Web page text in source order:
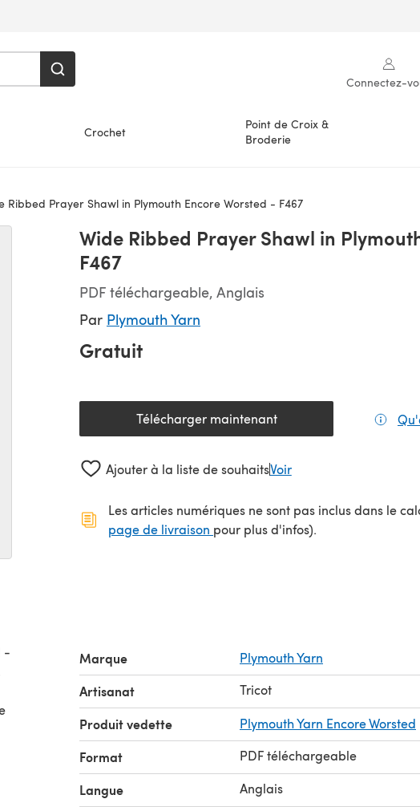
Connectez-
Crochet
Point de Croix &
Broderie
Ribbed Prayer Shawl in Plymouth Encore Worsted - F467
Wide Ribbed Prayer Shawl in
F467
PDF téléchargeable, Anglais
Par Plymouth Yarn
Gratuit
Télécharger maintenant(s'ouvre dans un nouvel onglet)
Ajouter à la liste de souhaitsVoir
Les articles numériques ne sont pas inclus dans le
page de livraison (s'ouvre dans un nouvel onglet)
pour plus d'infos).
-
Marque Plymouth Yarn
Artisanat Tricot
Produit vedette Plymouth Yarn Encore Worsted
Format PDF téléchargeable
Langue Anglais